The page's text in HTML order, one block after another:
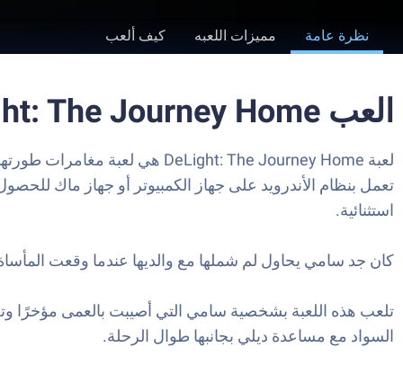
نظرة عامة مميزات اللعبه كيف ألعب
العب DeLight: The Journey Home على الكمبيوتر العادي أو جهاز الماك
استثنائية.
كان جد سامي يحاول لم شملها مع والديها عندما وقعت
تلعب هذه اللعبة بشخصية سامي التي أصيبت بالعمى مؤخرًا
السواد مع مساعدة ديلي بجانبها طوال الرحلة.